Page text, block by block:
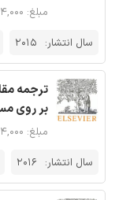
مبلغ: ۱۶۴,۰۰۰ تومان
سال انتشار: 2015
ترجمه
بر روی
مبلغ: ۱۶۴,۰۰۰ تومان
سال انتشار: 2016